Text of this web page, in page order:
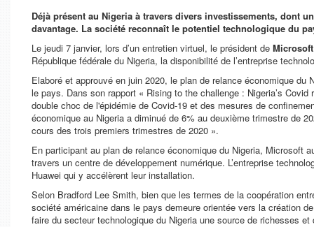
Déjà présent au Nigeria à travers divers investissements, dont
davantage. La société reconnaît le potentiel technologique du
Le jeudi 7 janvier, lors d’un entretien virtuel, le président de
République fédérale du Nigeria, la disponibilité de l’entreprise
Elaboré et approuvé en juin 2020, le plan de relance économique
le pays. Dans son rapport « Rising to the challenge : Nigeria’s
double choc de l'épidémie de Covid-19 et des mesures de
économique au Nigeria a diminué de 6% au deuxième trimestre de
cours des trois premiers trimestres de 2020 ».
En participant au plan de relance économique du Nigeria, Microsoft
travers un centre de développement numérique. L’entreprise
Huawei qui y accélèrent leur installation.
Selon Bradford Lee Smith, bien que les termes de la coopération
société américaine dans le pays demeure orientée vers la création
faire du secteur technologique du Nigeria une source de richesses et